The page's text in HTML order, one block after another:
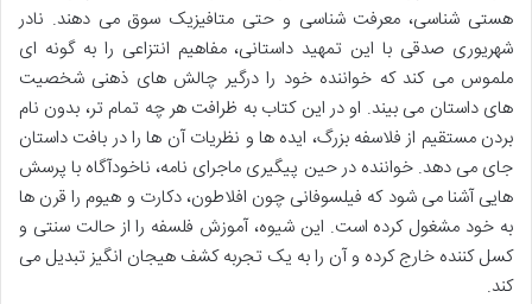
هستی شناسی، معرفت شناسی و حتی متافیزیک سوق می دهند. نادر
شهریوری صدقی با این تمهید داستانی، مفاهیم انتزاعی را به گونه ای
ملموس می کند که خواننده خود را درگیر چالش های ذهنی شخصیت
های داستان می بیند. او در این کتاب به ظرافت هر چه تمام تر، بدون نام
بردن مستقیم از فلاسفه بزرگ، ایده ها و نظریات آن ها را در بافت داستان
جای می دهد. خواننده در حین پیگیری ماجرای نامه، ناخودآگاه با پرسش
هایی آشنا می شود که فیلسوفانی چون افلاطون، دکارت و هیوم را قرن ها
به خود مشغول کرده است. این شیوه، آموزش فلسفه را از حالت سنتی و
کسل کننده خارج کرده و آن را به یک تجربه کشف هیجان انگیز تبدیل می
کند.